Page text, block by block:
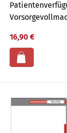
16,90 €